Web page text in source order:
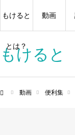
もけると
もけると
とは？
動画
動画 便利集